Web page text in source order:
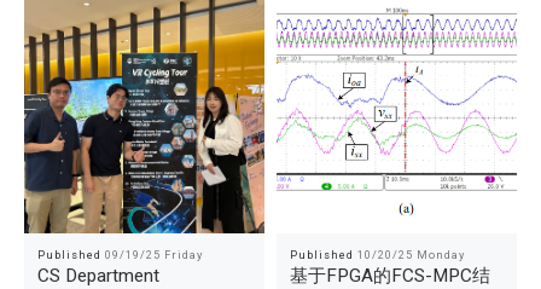
Published 09/19/25 Friday
CS Department
Published 10/20/25 Monday
基于FPGA的FCS-MPC结